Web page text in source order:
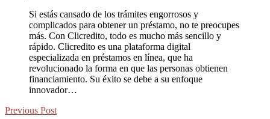
Si estás cansado de los trámites engorrosos y
complicados para obtener un préstamo, no te preocupes
más. Con Clicredito, todo es mucho más sencillo y
rápido. Clicredito es una plataforma digital
especializada en préstamos en línea, que ha
revolucionado la forma en que las personas obtienen
financiamiento. Su éxito se debe a su enfoque
innovador…
Previous Post